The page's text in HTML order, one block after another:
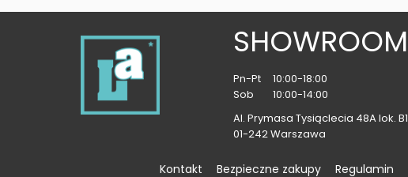
SHOWROOM
Pn-Pt
10:00-18:00
Sob
10:00-14:00
Al. Prymasa Tysiąclecia 48A lok. B1
01-242 Warszawa
Kontakt Bezpieczne zakupy Regulamin